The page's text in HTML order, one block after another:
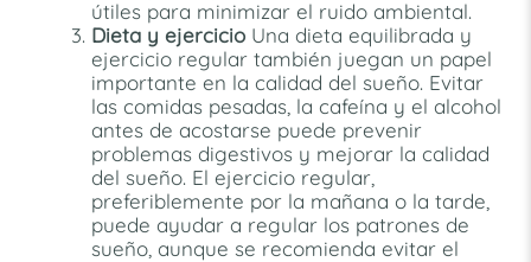
útiles para minimizar el ruido ambiental.
Dieta y ejercicioUna dieta equilibrada y
ejercicio regular también juegan un papel
importante en la calidad del sueño. Evitar
las comidas pesadas, la cafeína y el alcohol
antes de acostarse puede prevenir
problemas digestivos y mejorar la calidad
del sueño. El ejercicio regular,
preferiblemente por la mañana o la tarde,
puede ayudar a regular los patrones de
sueño, aunque se recomienda evitar el